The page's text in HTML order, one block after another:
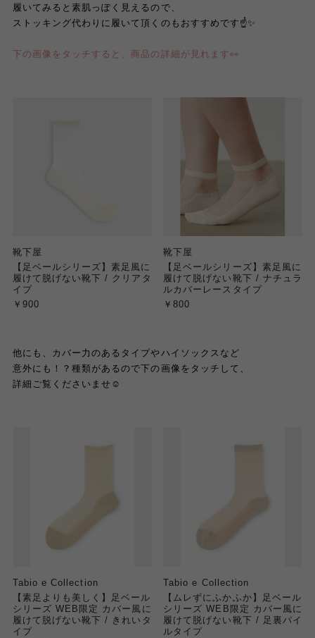
履いてみると素肌っぽく見えるので、
ストッキング代わりに履いて頂くのもおすすめです☝️✨
下の画像をタッチすると、商品の詳細が見れます👀
靴下屋
【足ベールシリーズ】素足風に
履けて脱げない靴下 / クリアタ
イプ
￥900
靴下屋
【足ベールシリーズ】素足風に
履けて脱げない靴下 / ナチュラ
ルカバーレースタイプ
￥800
他にも、カバー力のあるタイプやハイソックスなど
意外にも！？種類があるので下の画像をタッチして、
詳細ご覧くださいませ☺️
Tabio e Collection
【素足よりも美しく】足ベール
シリーズ WEB限定 カバー風に
履けて脱げない靴下 / きれいタ
イプ
Tabio e Collection
【ムレずにふかふか】足ベール
シリーズ WEB限定 カバー風に
履けて脱げない靴下 / 足裏パイ
ルタイプ